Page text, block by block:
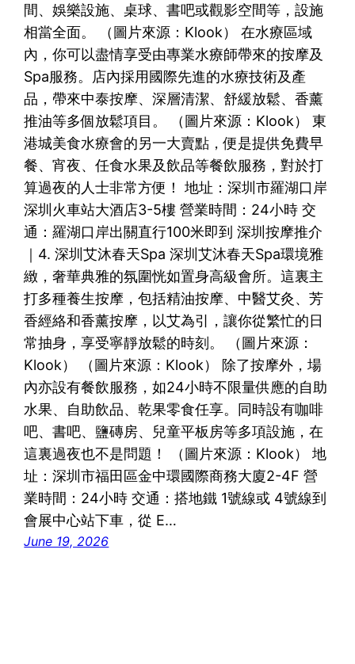
間、娛樂設施、桌球、書吧或觀影空間等，設施
相當全面。 （圖片來源：Klook） 在水療區域
內，你可以盡情享受由專業水療師帶來的按摩及
Spa服務。店內採用國際先進的水療技術及產
品，帶來中泰按摩、深層清潔、舒緩放鬆、香薰
推油等多個放鬆項目。 （圖片來源：Klook） 東
港城美食水療會的另一大賣點，便是提供免費早
餐、宵夜、任食水果及飲品等餐飲服務，對於打
算過夜的人士非常方便！ 地址：深圳市羅湖口岸
深圳火車站大酒店3-5樓 營業時間：24小時 交
通：羅湖口岸出關直行100米即到 深圳按摩推介
｜4. 深圳艾沐春天Spa 深圳艾沐春天Spa環境雅
緻，奢華典雅的氛圍恍如置身高級會所。這裏主
打多種養生按摩，包括精油按摩、中醫艾灸、芳
香經絡和香薰按摩，以艾為引，讓你從繁忙的日
常抽身，享受寧靜放鬆的時刻。 （圖片來源：
Klook） （圖片來源：Klook） 除了按摩外，場
內亦設有餐飲服務，如24小時不限量供應的自助
水果、自助飲品、乾果零食任享。同時設有咖啡
吧、書吧、鹽磚房、兒童平板房等多項設施，在
這裏過夜也不是問題！ （圖片來源：Klook） 地
址：深圳市福田區金中環國際商務大廈2-4F 營
業時間：24小時 交通：搭地鐵 1號線或 4號線到
會展中心站下車，從 E…
June 19, 2026